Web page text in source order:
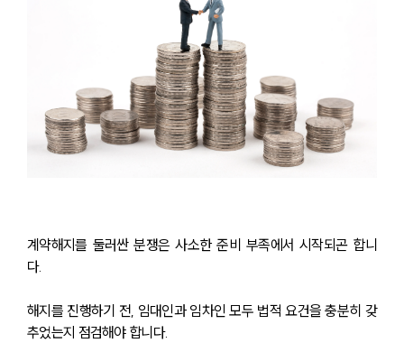
계약해지를 둘러싼 분쟁은 사소한 준비 부족에서 시작되곤 합니
다.
해지를 진행하기 전, 임대인과 임차인 모두 법적 요건을 충분히 갖
추었는지 점검해야 합니다.